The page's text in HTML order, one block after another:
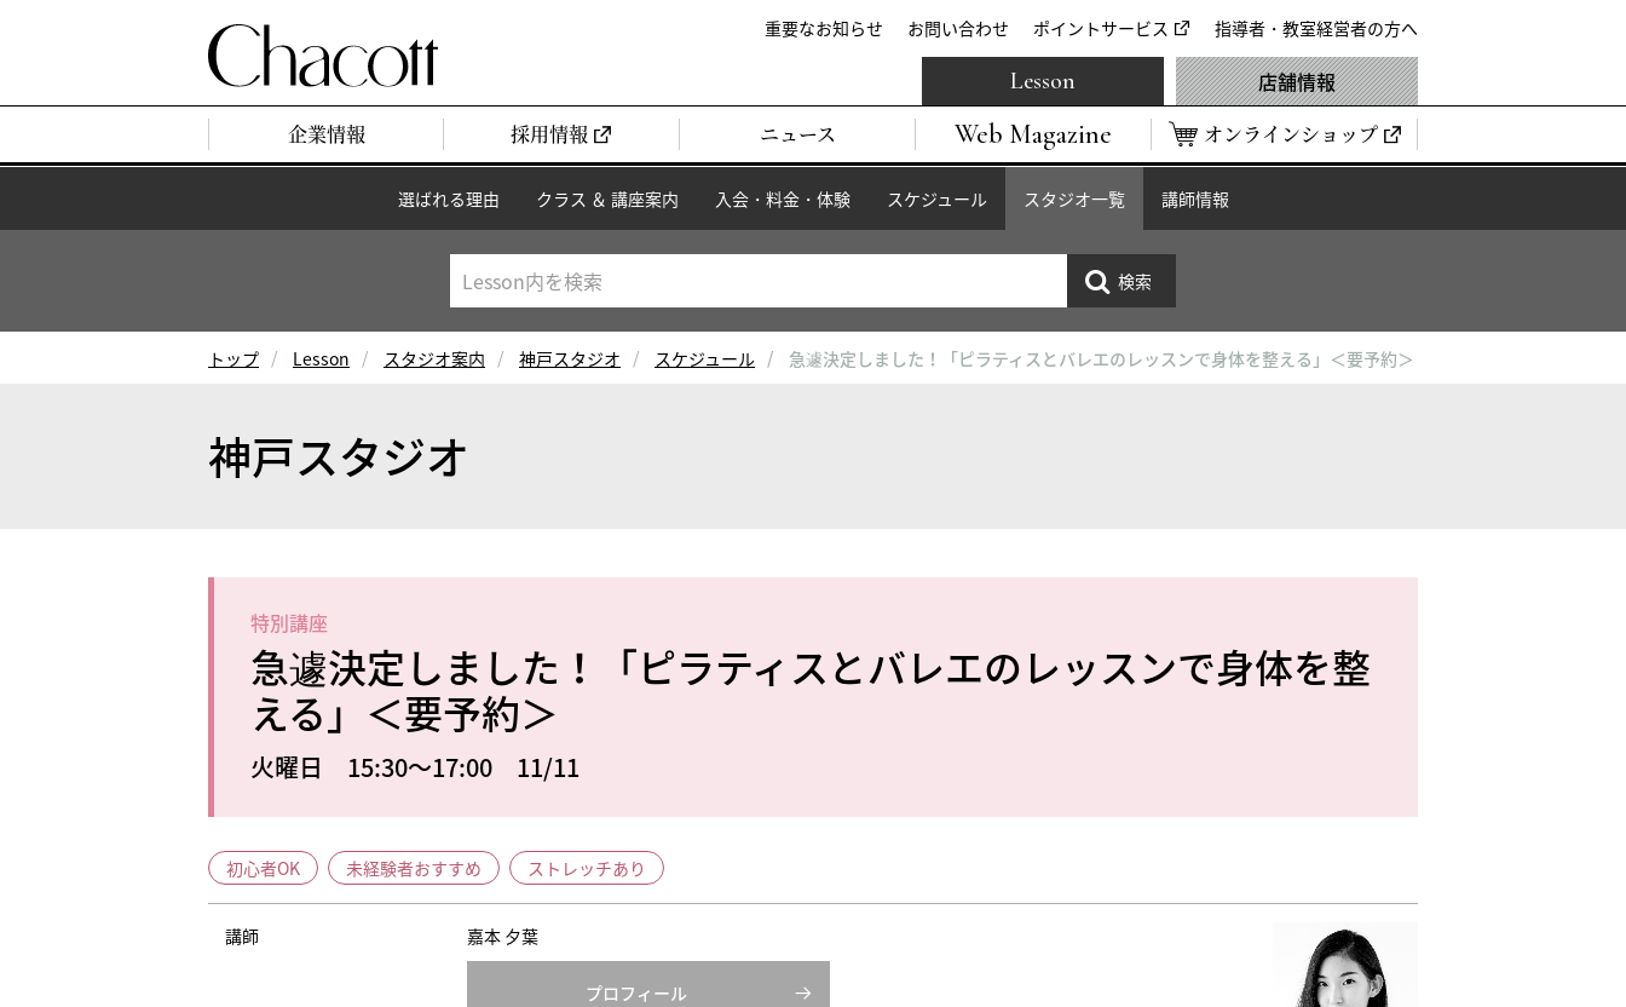
重要なお知らせ お問い合わせ ポイントサービス 指導者・教室経営者の方へ
企業情報 採用情報 ニュース Web Magazine オンラインショップ
Lesson 店舗情報
選ばれる理由 クラス ＆ 講座案内 入会・料金・体験 スケジュール スタジオ一覧 講師情報
トップ Lesson スタジオ案内 神戸スタジオ スケジュール 急遽決定しました！「ピラティスとバレエのレッスンで身体を整える」＜要予約＞
神戸スタジオ
特別講座
急遽決定しました！「ピラティスとバレエのレッスンで身体を整
える」＜要予約＞
火曜日 15:30～17:00 11/11
初心者OK 未経験者おすすめ ストレッチあり
講師 嘉本 夕葉
プロフィール